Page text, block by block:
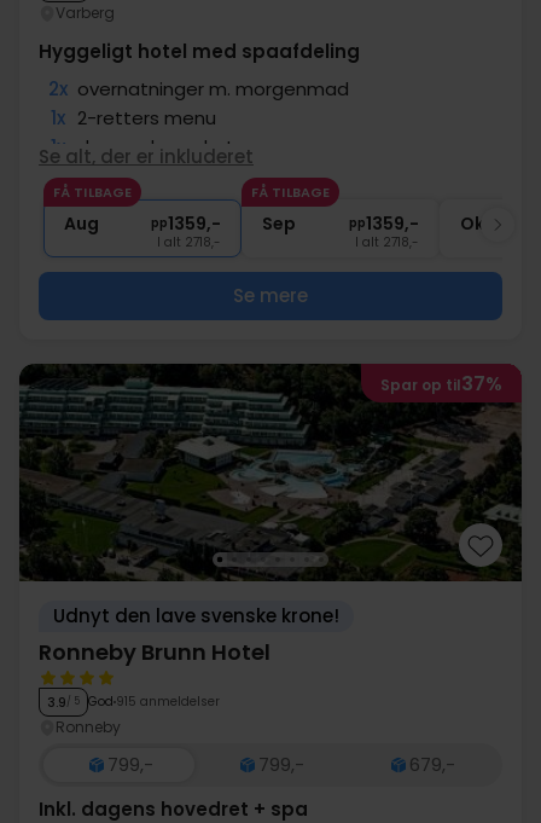
Varberg
Hyggeligt hotel med spaafdeling
2x overnatninger m. morgenmad
1x 2-retters menu
1x dagens hovedret
2x kaffe/te og kage
2x Adgang til spa afdeling
Se alt, der er inkluderet
FÅ TILBAGE
Aug pp1359,-
I alt 2718,-
FÅ TILBAGE
Sep pp1359,-
I alt 2718,-
Okt
Se mere
Spar op til37%
Udnyt den lave svenske krone!
Ronneby Brunn Hotel
3.9/ 5 God 915 anmeldelser
Ronneby
799,- 799,-
679,-
Inkl. dagens hovedret + spa